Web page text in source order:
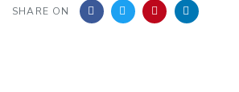
SHARE ON